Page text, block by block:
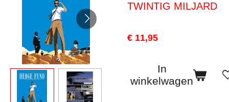
TWINTIG MILJARD
€ 11,95
In
winkelwagen